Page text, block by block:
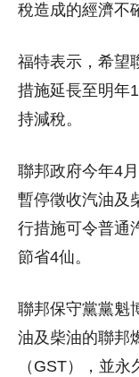
稅造成的經濟不
福特表示，希望
措施延長至明年
持減稅。
聯邦政府今年4
暫停徵收汽油及
行措施可令普通
節省4仙。
聯邦保守黨黨魁
油及柴油的聯邦
（GST），並